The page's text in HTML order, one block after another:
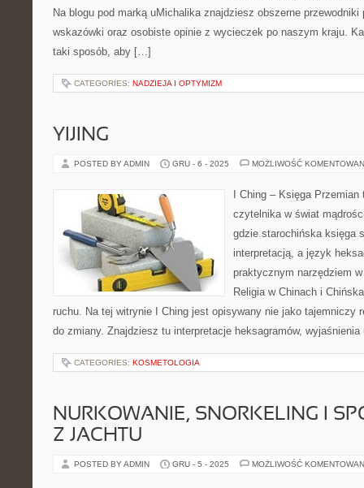
Na blogu pod marką uMichalika znajdziesz obszerne
wskazówki oraz osobiste opinie z wycieczek po naszym kraju.
taki sposób, aby […]
CATEGORIES: NADZIEJA I OPTYMIZM
YIJING
POSTED BY ADMIN GRU - 6 - 2025 MOŻLIWOŚĆ
I Ching – Księga
czytelnika w świat
gdzie starochińska księga
interpretacją, a język
praktycznym narzędziem
Religia w Chinach i
ruchu. Na tej witrynie I Ching jest opisywany nie jako tajemniczy
do zmiany. Znajdziesz tu interpretacje heksagramów,
CATEGORIES: KOSMETOLOGIA
NURKOWANIE, SNORKELING I
Z JACHTU
POSTED BY ADMIN GRU - 5 - 2025 MOŻLIWOŚĆ